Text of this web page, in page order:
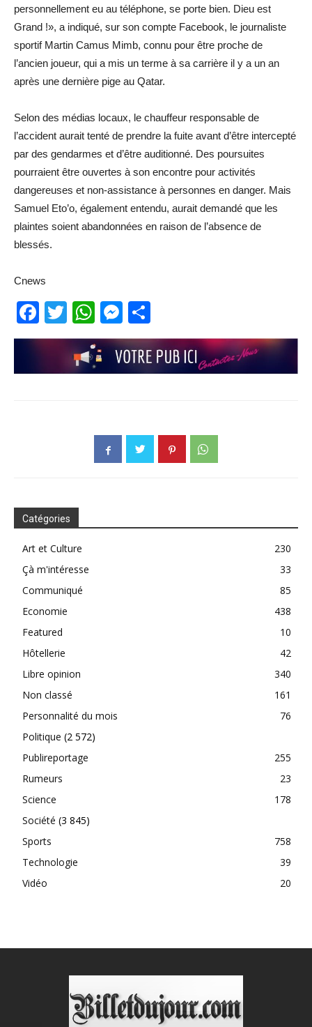
personnellement eu au téléphone, se porte bien. Dieu est
Grand !», a indiqué, sur son compte Facebook, le journaliste
sportif Martin Camus Mimb, connu pour être proche de
l’ancien joueur, qui a mis un terme à sa carrière il y a un an
après une dernière pige au Qatar.
Selon des médias locaux, le chauffeur responsable de
l’accident aurait tenté de prendre la fuite avant d’être intercepté
par des gendarmes et d’être auditionné. Des poursuites
pourraient être ouvertes à son encontre pour activités
dangereuses et non-assistance à personnes en danger. Mais
Samuel Eto’o, également entendu, aurait demandé que les
plaintes soient abandonnées en raison de l’absence de
blessés.
Cnews
Facebook
TwitterWhatsApp
Messenger
Catégories
Art et Culture
230
Çà m'intéresse
33
Communiqué
85
Economie
438
Featured
10
Hôtellerie
42
Libre opinion
340
Non classé
161
Personnalité du mois
76
Politique (2 572)
Publireportage
255
Rumeurs
23
Science
178
Société (3 845)
Sports
758
Technologie
39
Vidéo
20